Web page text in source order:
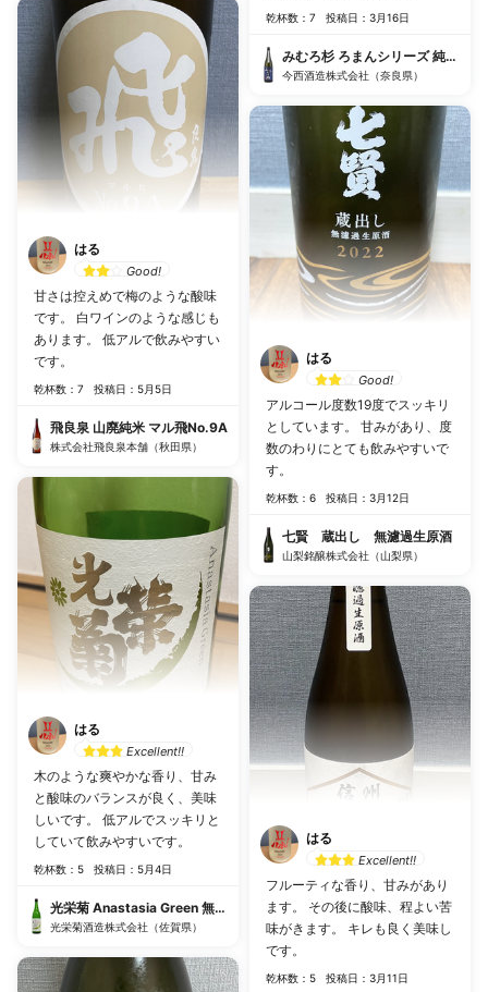
はる
Good!
甘さは控えめで梅のような酸味
です。 白ワインのような感じも
あります。 低アルで飲みやすい
です。
乾杯数：7 投稿日：5月5日
飛良泉 山廃純米 マル飛No.9A
株式会社飛良泉本舗（秋田県）
はる
Excellent!!
木のような爽やかな香り、甘み
と酸味のバランスが良く、美味
しいです。 低アルでスッキリと
していて飲みやすいです。
乾杯数：5 投稿日：5月4日
光栄菊 Anastasia Green 無濾過生原酒
光栄菊酒造株式会社（佐賀県）
乾杯数：7 投稿日：3月16日
みむろ杉 ろまんシリーズ 純米吟醸
今西酒造株式会社（奈良県）
はる
Good!
アルコール度数19度でスッキリ
としています。 甘みがあり、度
数のわりにとても飲みやすいで
す。
乾杯数：6 投稿日：3月12日
七賢 蔵出し 無濾過生原酒
山梨銘醸株式会社（山梨県）
はる
Excellent!!
フルーティな香り、甘みがあり
ます。 その後に酸味、程よい苦
味がきます。 キレも良く美味し
です。
乾杯数：5 投稿日：3月11日